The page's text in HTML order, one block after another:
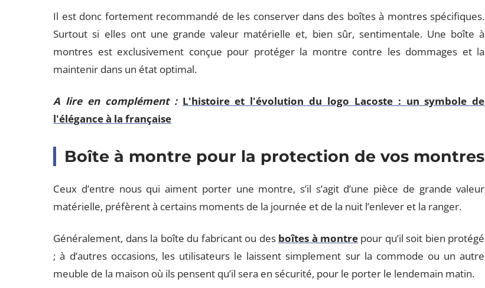
Il est donc fortement recommandé de les conserver dans des boîtes à montres spécifiques.
Surtout si elles ont une grande valeur matérielle et, bien sûr, sentimentale. Une boîte à
montres est exclusivement conçue pour protéger la montre contre les dommages et la
maintenir dans un état optimal.
A lire en complément : L'histoire et l'évolution du logo Lacoste : un symbole de
l'élégance à la française
Boîte à montre pour la protection de vos montres
Ceux d’entre nous qui aiment porter une montre, s’il s’agit d’une pièce de grande valeur
matérielle, préfèrent à certains moments de la journée et de la nuit l’enlever et la ranger.
Généralement, dans la boîte du fabricant ou des boîtes à montre pour qu’il soit bien protégé
; à d’autres occasions, les utilisateurs le laissent simplement sur la commode ou un autre
meuble de la maison où ils pensent qu’il sera en sécurité, pour le porter le lendemain matin.